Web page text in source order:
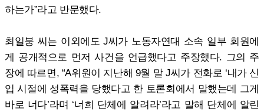
하는가”라고 반문했다.
최일붕 씨는 이외에도 J씨가 노동자연대 소속 일부 회원에
게 공개적으로 먼저 사건을 언급했다고 주장했다. 그의 주
장에 따르면, “A위원이 지난해 9월 말 J씨가 전화로 ‘내가 신
입 시절에 성폭력을 당했다고 한 토론회에서 말했는데 그게
바로 너다’라며 ‘너희 단체에 알려라’라고 말해 단체에 알린